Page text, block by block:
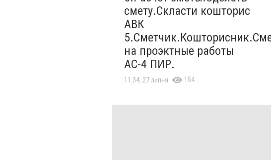
смету.Скласти кошторис
АВК
на проэктные работы
АС-4 ПИР.
11:34, 27 липня 154